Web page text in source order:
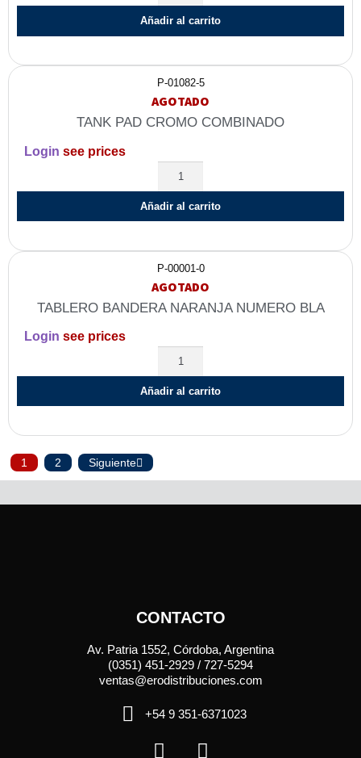
Añadir al carrito
P-01082-5
AGOTADO
TANK PAD CROMO COMBINADO
Login see prices
Añadir al carrito
P-00001-0
AGOTADO
TABLERO BANDERA NARANJA NUMERO BLA
Login see prices
Añadir al carrito
1 2 Siguiente
CONTACTO
Av. Patria 1552, Córdoba, Argentina
(0351) 451-2929 / 727-5294
ventas@erodistribuciones.com
+54 9 351-6371023